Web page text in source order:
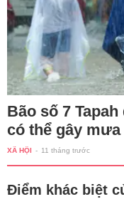
Bão số 7
có thể gây
XÃ HỘI - 11 tháng trước
Điểm khác biệt